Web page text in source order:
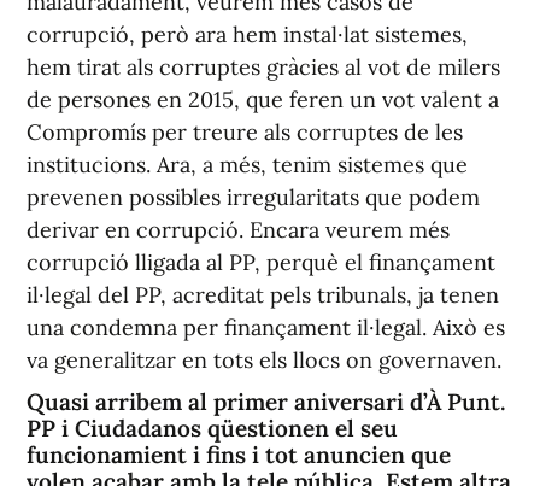
corrupció, però ara hem instal·lat sistemes,
hem tirat als corruptes gràcies al vot de milers
de persones en 2015, que feren un vot valent a
Compromís per treure als corruptes de les
institucions. Ara, a més, tenim sistemes que
prevenen possibles irregularitats que podem
derivar en corrupció. Encara veurem més
corrupció lligada al PP, perquè el finançament
il·legal del PP, acreditat pels tribunals, ja tenen
una condemna per finançament il·legal. Això es
va generalitzar en tots els llocs on governaven.
Quasi arribem al primer aniversari d’À Punt.
PP i Ciudadanos qüestionen el seu
funcionamient i fins i tot anuncien que